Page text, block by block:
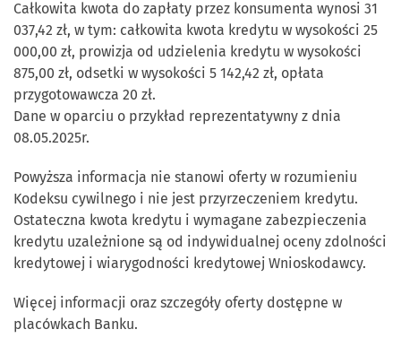
Całkowita kwota do zapłaty przez konsumenta wynosi 31
037,42 zł, w tym: całkowita kwota kredytu w wysokości 25
000,00 zł, prowizja od udzielenia kredytu w wysokości
875,00 zł, odsetki w wysokości 5 142,42 zł, opłata
przygotowawcza 20 zł.
Dane w oparciu o przykład reprezentatywny z dnia
08.05.2025r.
Powyższa informacja nie stanowi oferty w rozumieniu
Kodeksu cywilnego i nie jest przyrzeczeniem kredytu.
Ostateczna kwota kredytu i wymagane zabezpieczenia
kredytu uzależnione są od indywidualnej oceny zdolności
kredytowej i wiarygodności kredytowej Wnioskodawcy.
Więcej informacji oraz szczegóły oferty dostępne w
placówkach Banku.